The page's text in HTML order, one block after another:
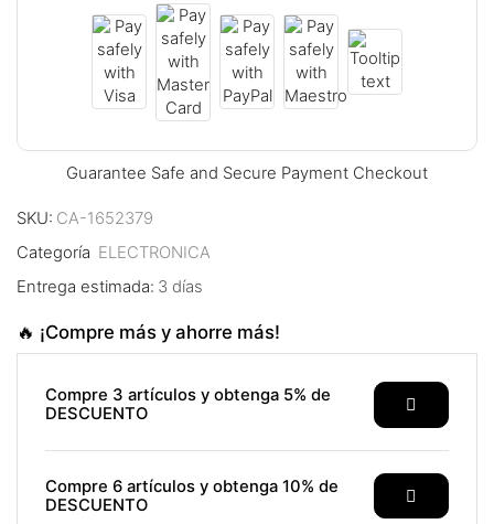
panel
panel
panel
panel
panel
satın al
Guarantee Safe and Secure Payment Checkout
SKU: CA-1652379
Categoría ELECTRONICA
Entrega estimada: 3 días
🔥 ¡Compre más y ahorre más!
Compre 3 artículos y obtenga 5% de
DESCUENTO
Compre 6 artículos y obtenga 10% de
DESCUENTO